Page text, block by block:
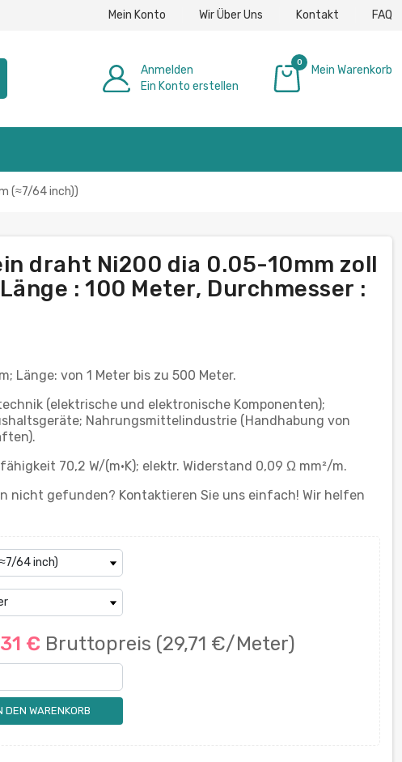
Mein Konto Wir Über Uns Kontakt FAQ
Anmelden
Ein Konto erstellen
0
Mein Warenkorb
(≈7/64 inch))
draht Ni200 dia 0.05-10mm zoll
: 100 Meter, Durchmesser :
Länge: von 1 Meter bis zu 500 Meter.
(elektrische und elektronische Komponenten);
Nahrungsmittelindustrie (Handhabung von
70,2 W/(m·K); elektr. Widerstand 0,09 Ω mm²/m.
nicht gefunden? Kontaktieren Sie uns einfach! Wir helfen
€ Bruttopreis (29,71 €/Meter)
DEN WARENKORB